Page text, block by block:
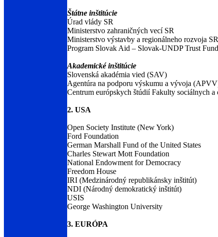
Štátne inštitúcie
Úrad vlády SR
Ministerstvo zahraničných vecí SR
Ministerstvo výstavby a regionálneho rozvoja SR
Program Slovak Aid – Slovak-UNDP Trust Fund
Akademické inštitúcie
Slovenská akadémia vied (SAV)
Agentúra na podporu výskumu a vývoja
Centrum európskych štúdií Fakulty sociálnych
2. USA
Open Society Institute (New York)
Ford Foundation
German Marshall Fund of the United States
Charles Stewart Mott Foundation
National Endowment for Democracy
Freedom House
IRI (Medzinárodný republikánsky inštitút)
NDI (Národný demokratický inštitút)
USIS
George Washington University
3. EURÓPA